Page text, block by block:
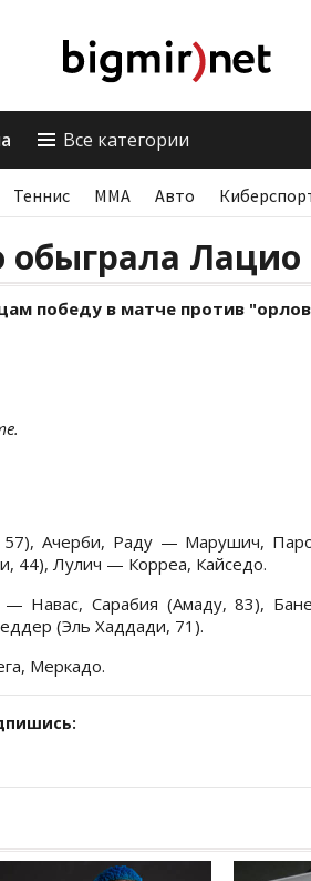
Все категории
Теннис ММА Авто
Лацио
победу в матче против
Ачерби, Раду — Марушич,
44), Лулич — Корреа, Кайседо.
Навас, Сарабия (Амаду, 83),
(Эль Хаддади, 71).
Меркадо.